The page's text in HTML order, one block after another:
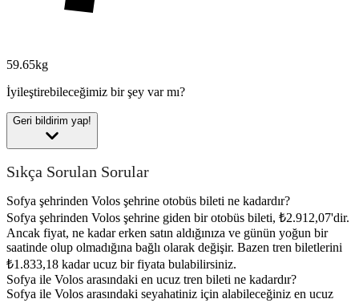
59.65kg
İyileştirebileceğimiz bir şey var mı?
Geri bildirim yap!
Sıkça Sorulan Sorular
Sofya şehrinden Volos şehrine otobüs bileti ne kadardır?
Sofya şehrinden Volos şehrine giden bir otobüs bileti, ₺2.912,07'dir.
Ancak fiyat, ne kadar erken satın aldığınıza ve günün yoğun bir
saatinde olup olmadığına bağlı olarak değişir. Bazen tren biletlerini
₺1.833,18 kadar ucuz bir fiyata bulabilirsiniz.
Sofya ile Volos arasındaki en ucuz tren bileti ne kadardır?
Sofya ile Volos arasındaki seyahatiniz için alabileceğiniz en ucuz